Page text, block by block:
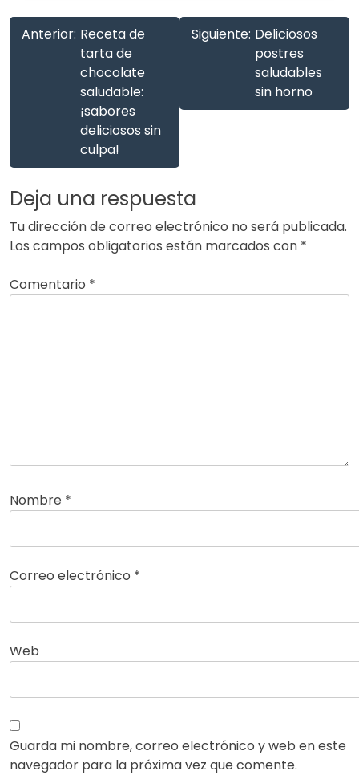
Anterior: Receta de
tarta de
chocolate
saludable:
¡sabores
deliciosos sin
culpa!
Siguiente: Deliciosos
postres
saludables
sin horno
Deja una respuesta
Tu dirección de correo electrónico no será publicada.
Los campos obligatorios están marcados con *
Comentario *
Nombre *
Correo electrónico *
Web
Guarda mi nombre, correo electrónico y web en este
navegador para la próxima vez que comente.